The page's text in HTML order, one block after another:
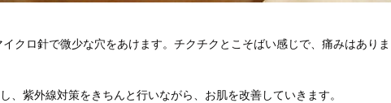
クロ針で微少な穴をあけます。チクチクとこそばい感じで、痛みはありま
、紫外線対策をきちんと行いながら、お肌を改善していきます。